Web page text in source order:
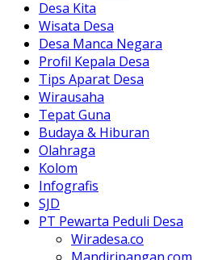
Desa Kita
Wisata Desa
Desa Manca Negara
Profil Kepala Desa
Tips Aparat Desa
Wirausaha
Tepat Guna
Budaya & Hiburan
Olahraga
Kolom
Infografis
SJD
PT Pewarta Peduli Desa
Wiradesa.co